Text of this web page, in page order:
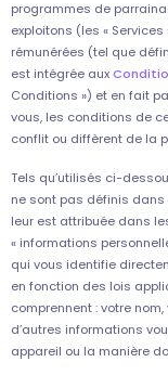
programmes de
exploitons (les «
rémunérées (tel que
est intégrée aux
Conditions ») et en fait
vous, les conditions de
conflit ou diffèrent de la
Tels qu’utilisés ci-
ne sont pas définis
leur est attribuée dans
« informations
qui vous identifie
en fonction des lois
comprennent : votre
d’autres informations
appareil ou la manière